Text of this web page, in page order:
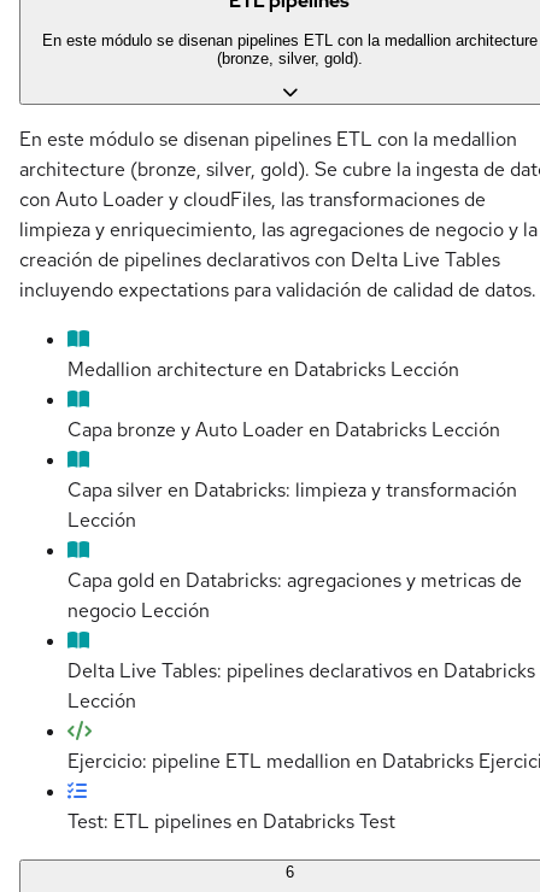
En este módulo se disenan pipelines ETL con la medallion architecture
(bronze, silver, gold).
En este módulo se disenan pipelines ETL con la medallion
architecture (bronze, silver, gold). Se cubre la ingesta de
con Auto Loader y cloudFiles, las transformaciones de
limpieza y enriquecimiento, las agregaciones de negocio y la
creación de pipelines declarativos con Delta Live Tables
incluyendo expectations para validación de calidad de datos.
Medallion architecture en Databricks Lección
Capa bronze y Auto Loader en Databricks Lección
Capa silver en Databricks: limpieza y transformación
Lección
Capa gold en Databricks: agregaciones y metricas de
negocio Lección
Delta Live Tables: pipelines declarativos en Databricks
Lección
Ejercicio: pipeline ETL medallion en Databricks
Test: ETL pipelines en DatabricksTest
6